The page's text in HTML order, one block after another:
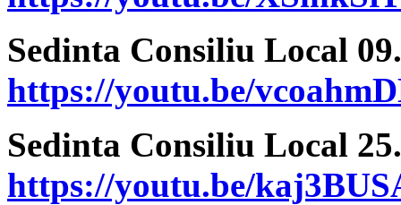
Sedinta Consiliu Local
https://youtu.be/
Sedinta Consiliu Local
https://youtu.be/